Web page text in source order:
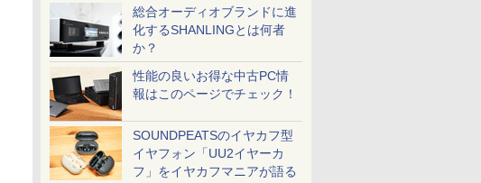
総合オーディオブランドに進
化するSHANLINGとは何者
か？
性能の良いお得な中古PC情
報はこのページでチェック！
SOUNDPEATSのイヤカフ型
イヤフォン「UU2イヤーカ
フ」をイヤカフマニアが語る